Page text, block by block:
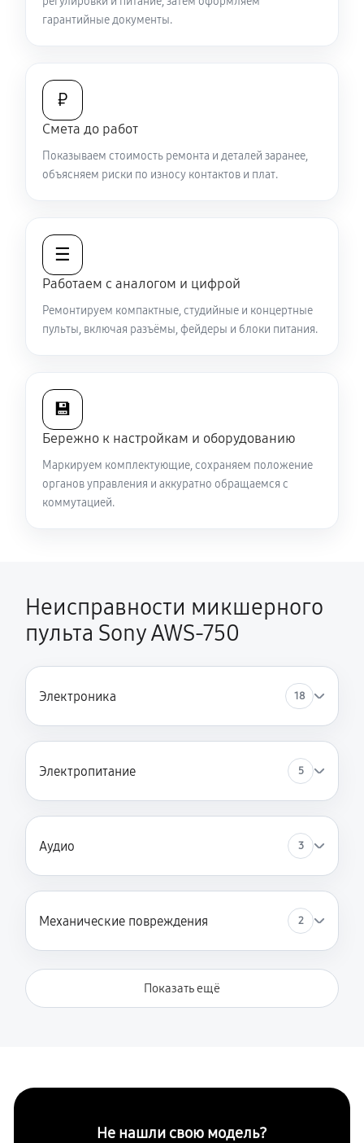
гарантийные документы.
₽
Смета до работ
Показываем стоимость ремонта и деталей заранее,
объясняем риски по износу контактов и плат.
☰
Работаем с аналогом и цифрой
Ремонтируем компактные, студийные и концертные
пульты, включая разъёмы, фейдеры и блоки питания.
💾
Бережно к настройкам и оборудованию
Маркируем комплектующие, сохраняем положение
органов управления и аккуратно обращаемся с
коммутацией.
Неисправности микшерного
пульта Sony AWS-750
Электроника 18
Электропитание 5
Аудио 3
Механические повреждения 2
Показать ещё
Не нашли свою модель?